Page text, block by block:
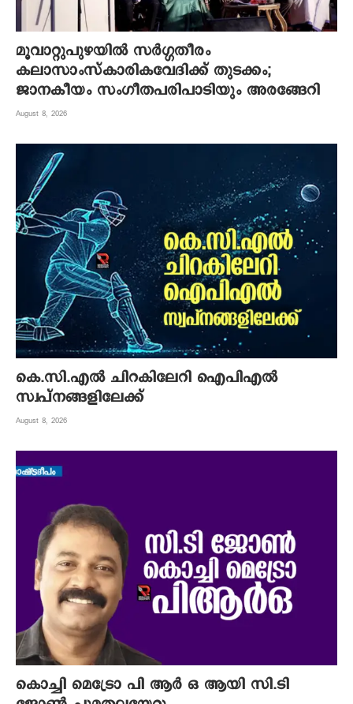
മൂവാറ്റുപുഴയില്‍ സര്‍ഗ്ഗതീരം
കലാസാംസ്‌കാരികവേദിക്ക് തുടക്കം;
ജാനകീയം സംഗീതപരിപാടിയും അരങ്ങേറി
August 8, 2026
കെ.സി.എല്‍ ചിറകിലേറി ഐപിഎല്‍
സ്വപ്നങ്ങളിലേക്ക്
August 8, 2026
കൊച്ചി മെട്രോ പി ആര്‍ ഒ ആയി സി.ടി